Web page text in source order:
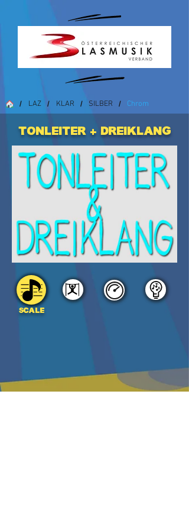
/ LAZ / KLAR / SILBER / Chrom
Tonleiter + Dreiklang
SCALE